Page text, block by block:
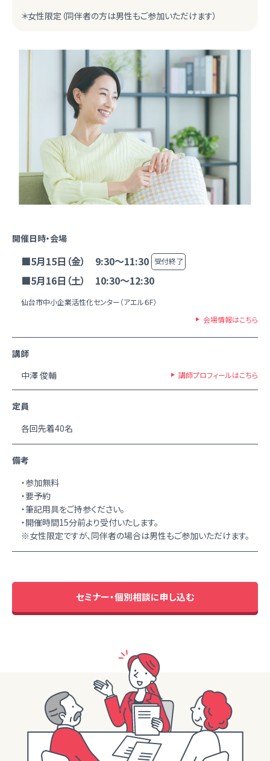
＊女性限定（同伴者の方は男性もご参加いただけます）
開催日時・会場
■5月15日（金） 9:30～11:30 受付終了
■5月16日（土） 10:30～12:30
仙台市中小企業活性化センター（アエル６F）
会場情報はこちら
講師
中澤 俊輔
講師プロフィールはこちら
定員
各回先着40名
備考
・参加無料
・要予約
・筆記用具をご持参ください。
・開催時間15分前より受付いたします。
※女性限定ですが、同伴者の場合は男性もご参加いただけます。
セミナー・個別相談に申し込む